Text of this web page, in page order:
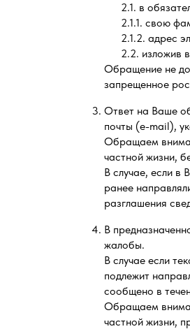
2.1. в
2.1.1. свою
2.1.2. адрес
2.2. изложив
Обращение не
запрещенное
Ответ на Ваше
почты (e-mail),
Обращаем
частной жизни,
В случае, если в
ранее
разглашения
В
жалобы.
В случае если
подлежит
сообщено в
Обращаем
частной жизни,